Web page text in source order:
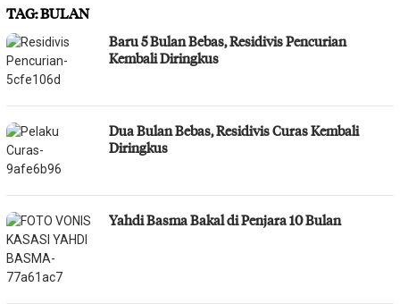
TAG:BULAN
Baru 5 Bulan Bebas, Residivis Pencurian
Kembali Diringkus
Dua Bulan Bebas, Residivis Curas Kembali
Diringkus
Yahdi Basma Bakal di Penjara 10 Bulan